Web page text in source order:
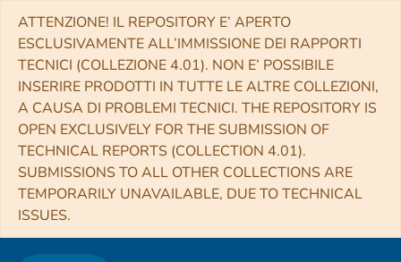
ATTENZIONE! IL REPOSITORY E’ APERTO
ESCLUSIVAMENTE ALL’IMMISSIONE DEI RAPPORTI
TECNICI (COLLEZIONE 4.01). NON E’ POSSIBILE
INSERIRE PRODOTTI IN TUTTE LE ALTRE COLLEZIONI,
A CAUSA DI PROBLEMI TECNICI. THE REPOSITORY IS
OPEN EXCLUSIVELY FOR THE SUBMISSION OF
TECHNICAL REPORTS (COLLECTION 4.01).
SUBMISSIONS TO ALL OTHER COLLECTIONS ARE
TEMPORARILY UNAVAILABLE, DUE TO TECHNICAL
ISSUES.